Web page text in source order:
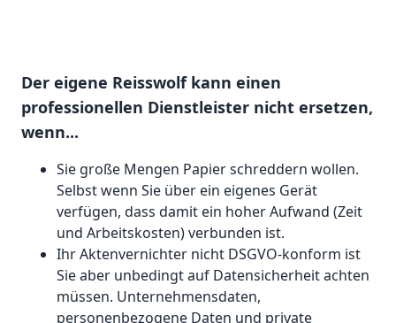
Der eigene Reisswolf kann einen
professionellen Dienstleister nicht ersetzen,
wenn...
Sie große Mengen Papier schreddern wollen.
Selbst wenn Sie über ein eigenes Gerät
verfügen, dass damit ein hoher Aufwand (Zeit
und Arbeitskosten) verbunden ist.
Ihr Aktenvernichter nicht DSGVO-konform ist
Sie aber unbedingt auf Datensicherheit achten
müssen. Unternehmensdaten,
personenbezogene Daten und private